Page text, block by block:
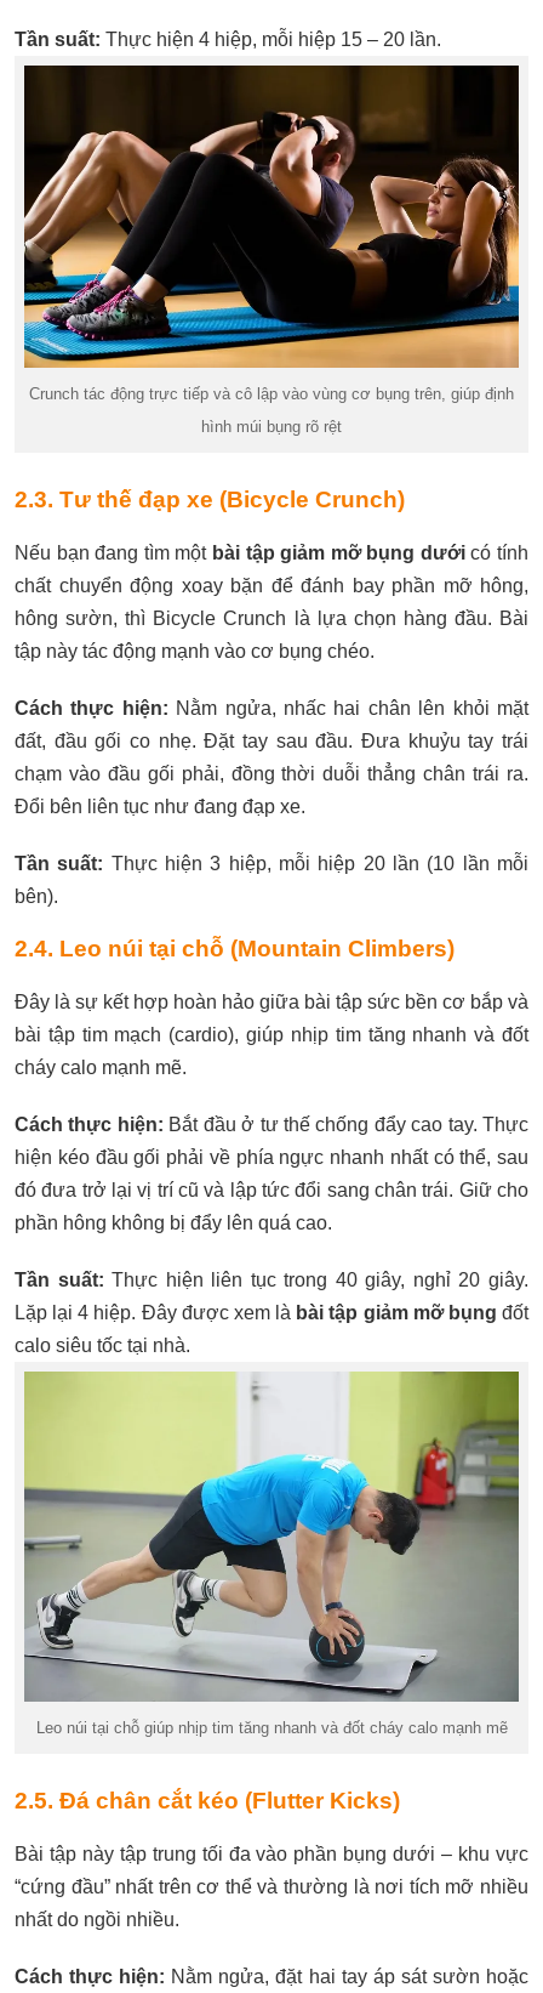
Tần suất: Thực hiện 4 hiệp, mỗi hiệp 15 – 20 lần.
Crunch tác động trực tiếp và cô lập vào vùng cơ bụng trên, giúp định
hình múi bụng rõ rệt
2.3. Tư thế đạp xe (Bicycle Crunch)
Nếu bạn đang tìm một bài tập giảm mỡ bụng dướicó tính
chất chuyển động xoay bặn để đánh bay phần mỡ hông,
hông sườn, thì Bicycle Crunch là lựa chọn hàng đầu. Bài
tập này tác động mạnh vào cơ bụng chéo.
Cách thực hiện: Nằm ngửa, nhấc hai chân lên khỏi mặt
đất, đầu gối co nhẹ. Đặt tay sau đầu. Đưa khuỷu tay trái
chạm vào đầu gối phải, đồng thời duỗi thẳng chân trái ra.
Đổi bên liên tục như đang đạp xe.
Tần suất: Thực hiện 3 hiệp, mỗi hiệp 20 lần (10 lần mỗi
bên).
2.4. Leo núi tại chỗ (Mountain Climbers)
Đây là sự kết hợp hoàn hảo giữa bài tập sức bền cơ bắp và
bài tập tim mạch (cardio), giúp nhịp tim tăng nhanh và đốt
cháy calo mạnh mẽ.
Cách thực hiện: Bắt đầu ở tư thế chống đẩy cao tay. Thực
hiện kéo đầu gối phải về phía ngực nhanh nhất có thể, sau
đó đưa trở lại vị trí cũ và lập tức đổi sang chân trái. Giữ cho
phần hông không bị đẩy lên quá cao.
Tần suất: Thực hiện liên tục trong 40 giây, nghỉ 20 giây.
Lặp lại 4 hiệp. Đây được xem là bài tập giảm mỡ bụng đốt
calo siêu tốc tại nhà.
Leo núi tại chỗ giúp nhịp tim tăng nhanh và đốt cháy calo mạnh mẽ
2.5. Đá chân cắt kéo (Flutter Kicks)
Bài tập này tập trung tối đa vào phần bụng dưới – khu vực
“cứng đầu” nhất trên cơ thể và thường là nơi tích mỡ nhiều
nhất do ngồi nhiều.
Cách thực hiện: Nằm ngửa, đặt hai tay áp sát sườn hoặc